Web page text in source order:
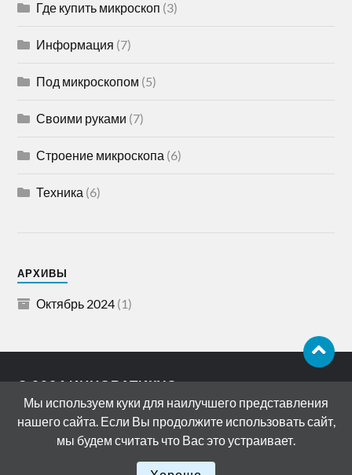
Где купить микроскоп (3)
Информация (7)
Под микроскопом (5)
Своими руками (7)
Строение микроскопа (6)
Техника (6)
АРХИВЫ
Октябрь 2024 (1)
© 2026ИННОВАТИКУС
АДРЕС: 119072, РОССИЯ, МОСКВА,
БОЛОТНАЯ НАБЕРЕЖНАЯ, ДОМ 15
СТРОЕНИЕ 11
ANDERS NORÉN
Мы используем куки для наилучшего представления
нашего сайта. Если Вы продолжите использовать сайт,
мы будем считать что Вас это устраивает.